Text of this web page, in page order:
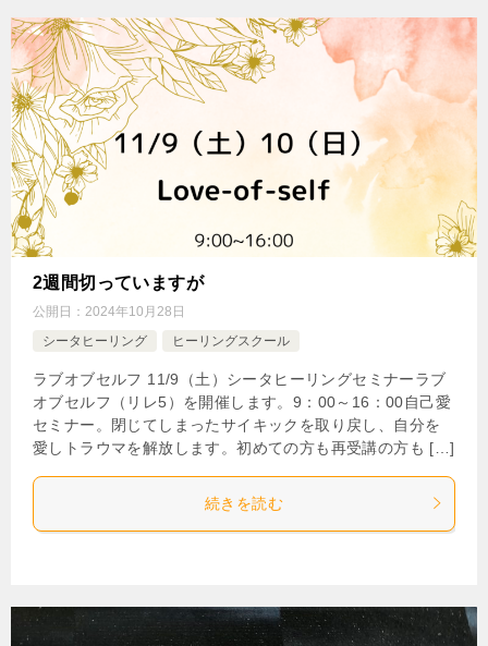
2週間切っていますが
公開日： 2024年10月28日
シータヒーリング
ヒーリングスクール
ラブオブセルフ 11/9（土）シータヒーリングセミナーラブ
オブセルフ（リレ5）を開催します。9：00～16：00自己愛
セミナー。閉じてしまったサイキックを取り戻し、自分を
愛しトラウマを解放します。初めての方も再受講の方も […]
続きを読む